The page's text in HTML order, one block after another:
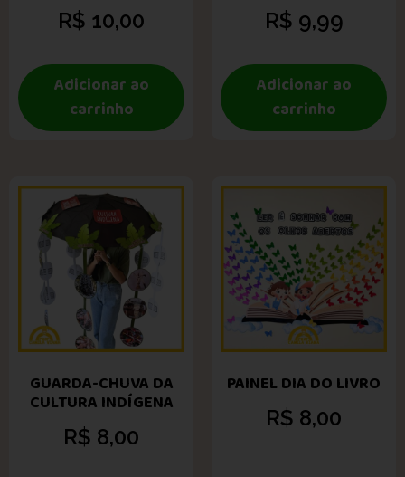
R$ 10,00
Adicionar ao
carrinho
R$ 9,99
Adicionar ao
carrinho
GUARDA-CHUVA DA
CULTURA INDÍGENA
R$ 8,00
PAINEL DIA DO LIVRO
R$ 8,00